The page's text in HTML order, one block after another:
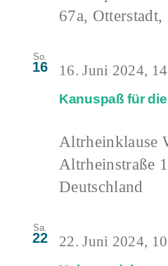
67a, Otterstadt,
So.
16
Kanuspaß für
16. Juni 2024,
Altrheinklause
Altrheinstraße
Deutschland
Sa.
22 22. Juni 2024,